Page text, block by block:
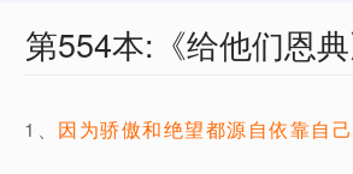
第554本:《给他们恩
1、 因为骄傲和绝望都源自依靠自己